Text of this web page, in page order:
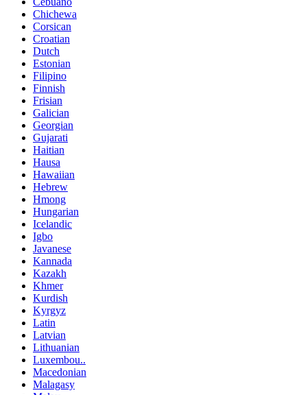
Chichewa
Corsican
Croatian
Dutch
Estonian
Filipino
Finnish
Frisian
Galician
Georgian
Gujarati
Haitian
Hausa
Hawaiian
Hebrew
Hmong
Hungarian
Icelandic
Igbo
Javanese
Kannada
Kazakh
Khmer
Kurdish
Kyrgyz
Latin
Latvian
Lithuanian
Luxembou..
Macedonian
Malagasy